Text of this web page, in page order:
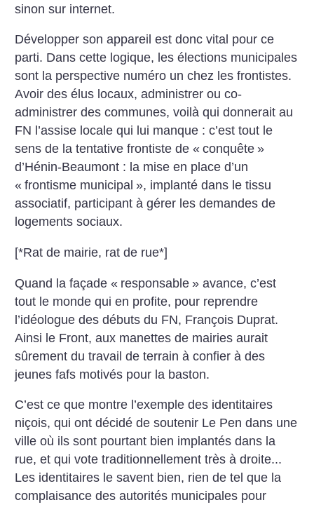
sinon sur internet.
Développer son appareil est donc vital pour ce
parti. Dans cette logique, les élections municipales
sont la perspective numéro un chez les frontistes.
Avoir des élus locaux, administrer ou co-
administrer des communes, voilà qui donnerait au
FN l’assise locale qui lui manque : c’est tout le
sens de la tentative frontiste de « conquête »
d’Hénin-Beaumont : la mise en place d’un
« frontisme municipal », implanté dans le tissu
associatif, participant à gérer les demandes de
logements sociaux.
[*Rat de mairie, rat de rue*]
Quand la façade « responsable » avance, c’est
tout le monde qui en profite, pour reprendre
l’idéologue des débuts du FN, François Duprat.
Ainsi le Front, aux manettes de mairies aurait
sûrement du travail de terrain à confier à des
jeunes fafs motivés pour la baston.
C’est ce que montre l’exemple des identitaires
niçois, qui ont décidé de soutenir Le Pen dans une
ville où ils sont pourtant bien implantés dans la
rue, et qui vote traditionnellement très à droite...
Les identitaires le savent bien, rien de tel que la
complaisance des autorités municipales pour